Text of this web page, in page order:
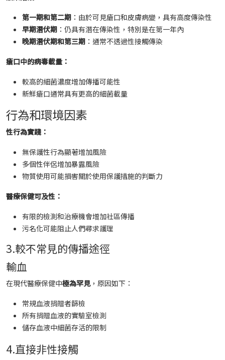
第一期和第二期 ：由於可見瘡口和皮膚病變，具有高度傳染性
早期潛伏期 ：仍具有潛在傳染性，特別是在第一年內
晚期潛伏期和第三期 ：通常不透過性接觸傳染
瘡口中的病毒載量：
較高的細菌濃度增加傳播可能性
新鮮瘡口通常具有更高的細菌載量
行為和環境因素
性行為實踐：
無保護性行為顯著增加風險
多個性伴侶增加暴露風險
物質使用可能損害關於使用保護措施的判斷力
醫療保健可及性：
有限的檢測和治療機會增加社區傳播
污名化可能阻止人們尋求護理
3.較不常見的傳播途徑
輸血
在現代醫療保健中極為罕見，原因如下：
常規血液捐贈者篩檢
所有捐贈血液的實驗室檢測
儲存血液中細菌存活的限制
4.直接非性接觸